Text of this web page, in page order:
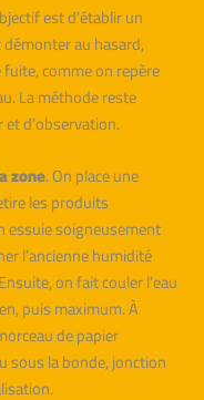
est d’établir un
démonter au hasard,
comme on repère
La méthode reste
d’observation.
zone. On place une
les produits
essuie soigneusement
l’ancienne humidité
on fait couler l’eau
puis maximum. À
de papier
sous la bonde, jonction